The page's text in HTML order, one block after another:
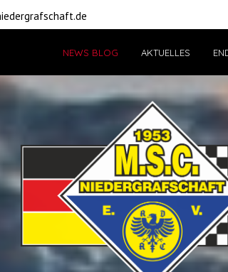
NEWS BLOG AKTUELLES